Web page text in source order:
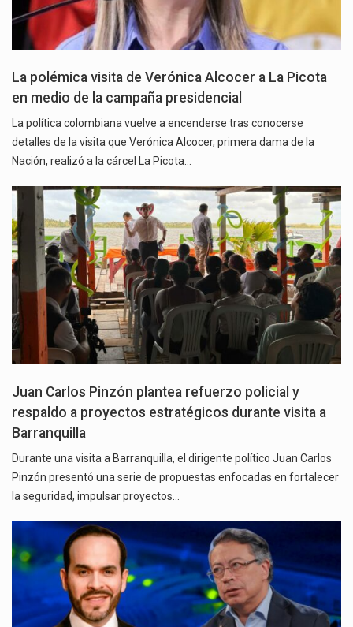
La polémica visita de Verónica Alcocer a La Picota
en medio de la campaña presidencial
La política colombiana vuelve a encenderse tras conocerse
detalles de la visita que Verónica Alcocer, primera dama de la
Nación, realizó a la cárcel La Picota…
Juan Carlos Pinzón plantea refuerzo policial y
respaldo a proyectos estratégicos durante visita a
Barranquilla
Durante una visita a Barranquilla, el dirigente político Juan Carlos
Pinzón presentó una serie de propuestas enfocadas en fortalecer
la seguridad, impulsar proyectos…